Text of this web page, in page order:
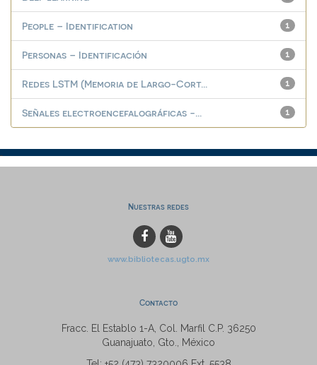
1
People – Identification
1
Personas – Identificación
1
Redes LSTM (Memoria de Largo-Cort...
1
Señales electroencefalográficas -...
Nuestras redes
www.bibliotecas.ugto.mx
Contacto
Fracc. El Establo 1-A, Col. Marfil C.P. 36250
Guanajuato, Gto., México